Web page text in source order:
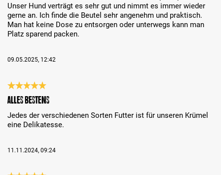
Unser Hund verträgt es sehr gut und nimmt es immer wieder
gerne an. Ich finde die Beutel sehr angenehm und praktisch.
Man hat keine Dose zu entsorgen oder unterwegs kann man
Platz sparend packen.
09.05.2025, 12:42
Bewertung mit 5 von 5 Sternen
Alles bestens
Jedes der verschiedenen Sorten Futter ist für unseren Krümel
eine Delikatesse.
11.11.2024, 09:24